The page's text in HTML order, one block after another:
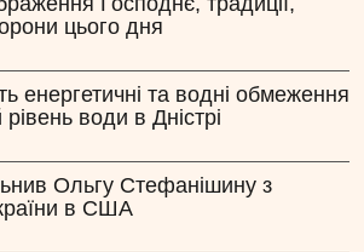
цього дня
енергетичні та водні обмеження
води в Дністрі
Ольгу Стефанішину з
в США